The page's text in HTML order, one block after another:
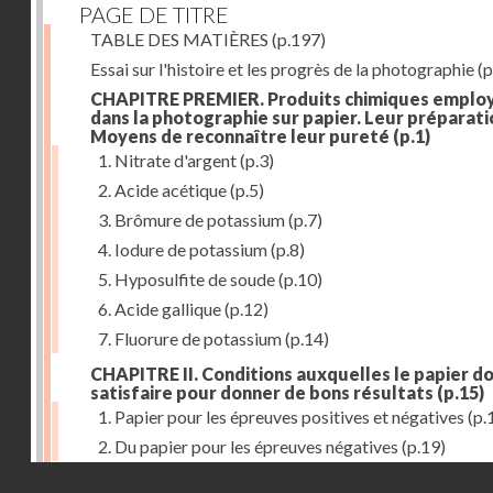
PAGE DE TITRE
TABLE DES MATIÈRES (p.197)
Essai sur l'histoire et les progrès de la photographie
CHAPITRE PREMIER. Produits chimiques
dans la photographie sur papier. Leur
Moyens de reconnaître leur pureté (p.1)
1. Nitrate d'argent(p.3)
2. Acide acétique(p.5)
3. Brômure de potassium(p.7)
4. Iodure de potassium(p.8)
5. Hyposulfite de soude(p.10)
6. Acide gallique(p.12)
7. Fluorure de potassium(p.14)
CHAPITRE II. Conditions auxquelles le papier
satisfaire pour donner de bons résultats (p.15)
1. Papier pour les épreuves positives et négatives
2. Du papier pour les épreuves négatives (p.19)